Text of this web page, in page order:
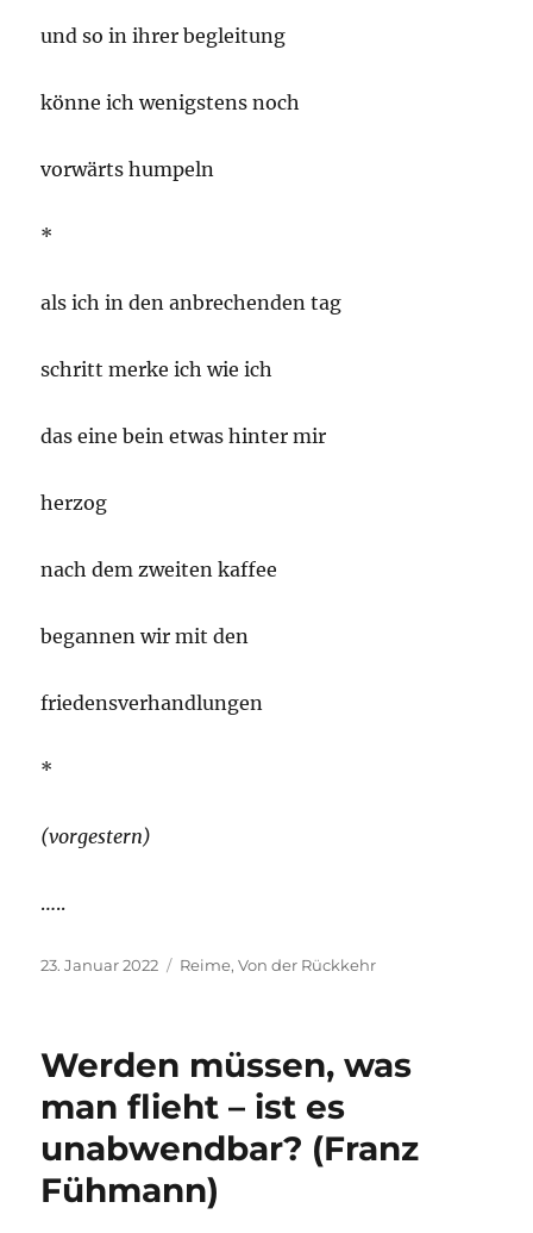
und so in ihrer begleitung
könne ich wenigstens noch
vorwärts humpeln
*
als ich in den anbrechenden tag
schritt merke ich wie ich
das eine bein etwas hinter mir
herzog
nach dem zweiten kaffee
begannen wir mit den
friedensverhandlungen
*
(vorgestern)
…..
Veröffentlicht
23. Januar 2022 Kategorien
Reime,Von der Rückkehr
Werden müssen, was
man flieht – ist es
unabwendbar? (Franz
Fühmann)